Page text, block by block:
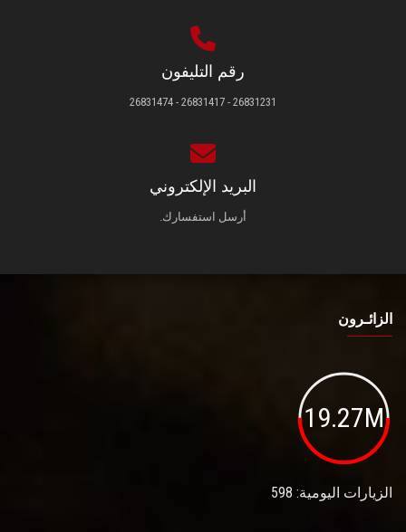
رقم التليفون
26831231 - 26831417 - 26831474
البريد الإلكتروني
أرسل استفسارك.
الزائـرون
19.27M
الزيارات اليومية: 598